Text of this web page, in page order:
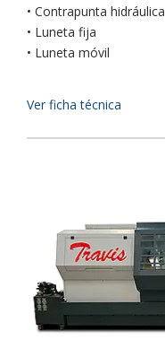
• Contrapunta hidráulica
• Luneta fija
• Luneta móvil
Ver ficha técnica